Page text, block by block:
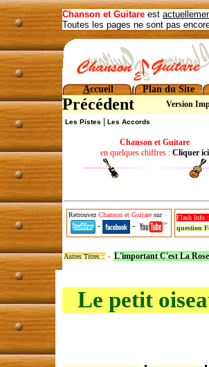
Chanson et Guitare est
Toutes les pages ne sont pas
Accueil Plan du Site
Précédent Version
Les Pistes Les Accords
Chanson et Guitare
en quelques chiffres : Cliquer ici
Retrouvez Chanson et Guitare sur
- -
Flash Info :
question
Autres Titres : - L'important C'est La Rose
Le petit